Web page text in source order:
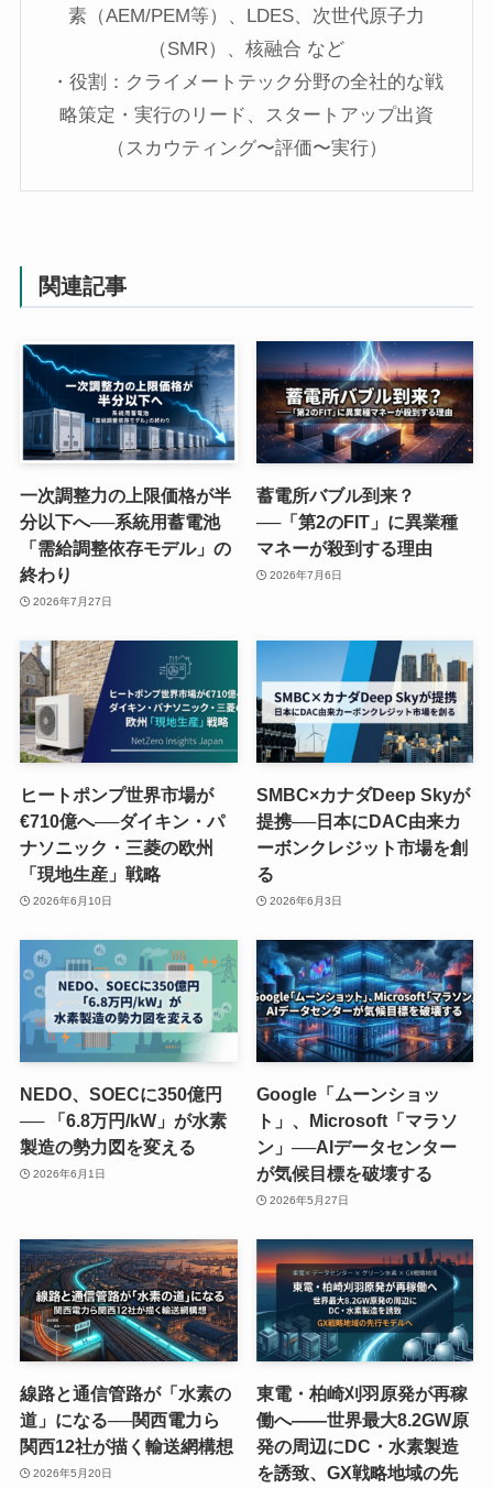
素（AEM/PEM等）、LDES、次世代原子力
（SMR）、核融合 など
・役割：クライメートテック分野の全社的な戦
略策定・実行のリード、スタートアップ出資
（スカウティング〜評価〜実行）
関連記事
一次調整力の上限価格が半
分以下へ──系統用蓄電池
「需給調整依存モデル」の
終わり
2026年7月27日
蓄電所バブル到来？
──「第2のFIT」に異業種
マネーが殺到する理由
2026年7月6日
ヒートポンプ世界市場が
€710億へ──ダイキン・パ
ナソニック・三菱の欧州
「現地生産」戦略
2026年6月10日
SMBC×カナダDeep Skyが
提携──日本にDAC由来カ
ーボンクレジット市場を創
る
2026年6月3日
NEDO、SOECに350億円
── 「6.8万円/kW」が水素
製造の勢力図を変える
2026年6月1日
Google「ムーンショッ
ト」、Microsoft「マラソ
ン」──AIデータセンター
が気候目標を破壊する
2026年5月27日
線路と通信管路が「水素の
道」になる──関西電力ら
関西12社が描く輸送網構想
2026年5月20日
東電・柏崎刈羽原発が再稼
働へ——世界最大8.2GW原
発の周辺にDC・水素製造
を誘致、GX戦略地域の先